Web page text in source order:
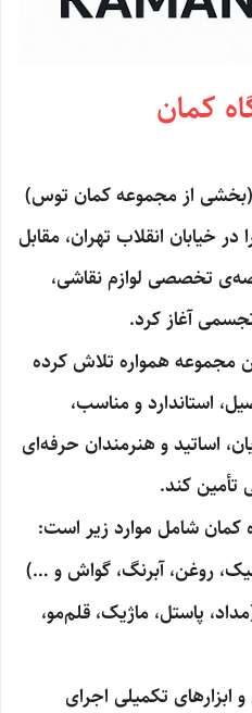
کمان
(بخشی از مجموعه کمان توس)
خود را در خیابان انقلاب تهران، مقابل
تخصصی لوازم نقاشی،
آغاز کرد.
مجموعه همواره تلاش کرده
استاندارد و مناسب،
اساتید و هنرمندان حرفه‌ای
کند.
شامل موارد زیر است:
روغن، آبرنگ، گواش و …)
پاستل، ماژیک، قلم‌مو،
تکمیلی اجرای